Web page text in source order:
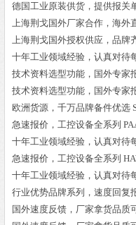
德国工业原装供货，提供报关
上海荆戈国外厂家合作，海外
上海荆戈国外授权供应，品牌
十年工业领域经验，认真对待
技术资料选型功能，国外专家
技术资料选型功能，国外专家
欧洲货源，千万品牌备件优选
急速报价，工控设备全系列
十年工业领域经验，认真对待
急速报价，工控设备全系列
十年工业领域经验，认真对待
行业优势品牌系列，速度回复
国外速度反馈，厂家拿货品质